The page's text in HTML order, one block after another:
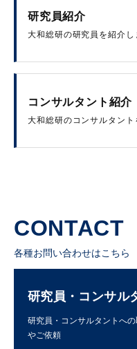
研究員紹介
大和総研の研究員を紹介し
コンサルタント紹介
大和総研のコンサルタント
CONTACT
各種お問い合わせはこちら
研究員・コンサル
研究員・コンサルタントへ
やご依頼